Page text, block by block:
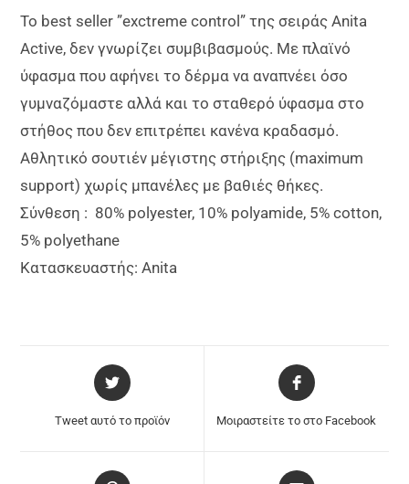
Το best seller ”exctreme control” της σειράς Anita
Active, δεν γνωρίζει συμβιβασμούς. Με πλαϊνό
ύφασμα που αφήνει το δέρμα να αναπνέει όσο
γυμναζόμαστε αλλά και το σταθερό ύφασμα στο
στήθος που δεν επιτρέπει κανένα κραδασμό.
Αθλητικό σουτιέν μέγιστης στήριξης (maximum
support) χωρίς μπανέλες με βαθιές θήκες.
Σύνθεση : 80% polyester, 10% polyamide, 5% cotton,
5% polyethane
Κατασκευαστής: Anita
Tweet αυτό το προϊόν Μοιραστείτε το στο Facebook